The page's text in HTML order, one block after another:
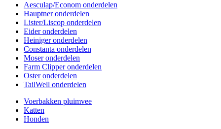
Aesculap/Econom onderdelen
Hauptner onderdelen
Lister/Liscop onderdelen
Eider onderdelen
Heiniger onderdelen
Constanta onderdelen
Moser onderdelen
Farm Clipper onderdelen
Oster onderdelen
TailWell onderdelen
Voerbakken pluimvee
Katten
Honden